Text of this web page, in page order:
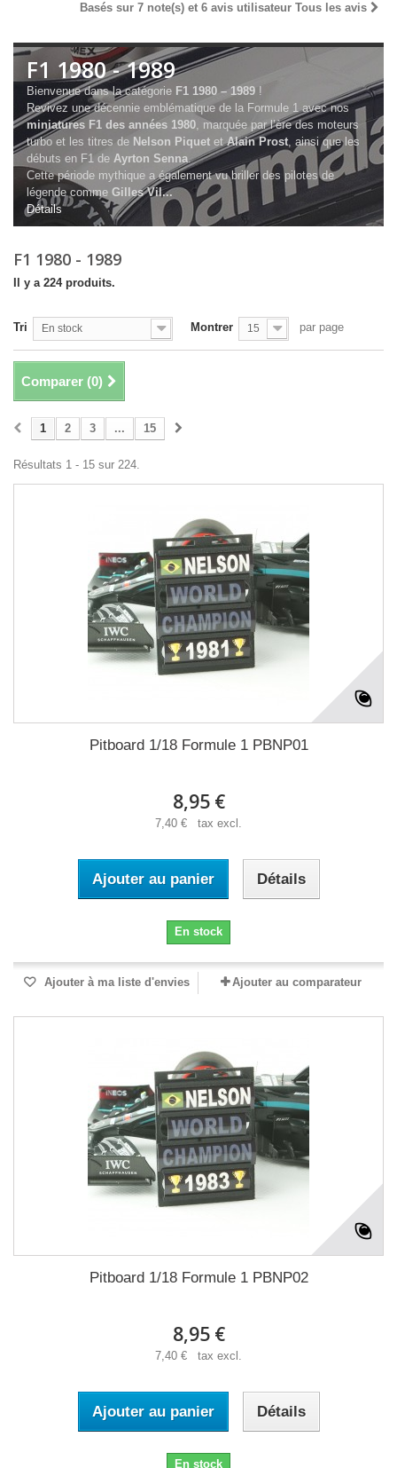
Basés sur 7 note(s) et 6 avis utilisateur Tous les avis
F1 1980 - 1989
Bienvenue dans la catégorie F1 1980 – 1989 !
Revivez une décennie emblématique de la Formule 1 avec nos
miniatures F1 des années 1980, marquée par l’ère des moteurs
turbo et les titres de Nelson Piquet etAlain Prost, ainsi que les
débuts en F1 de Ayrton Senna.
Cette période mythique a également vu briller des pilotes de
légende comme Gilles Vil...
Détails
F1 1980 - 1989
Il y a 224 produits.
Tri En stock Montrer 15 par page
Comparer (0)
1 2 3 ... 15
Résultats 1 - 15 sur 224.
Pitboard 1/18 Formule 1 PBNP01
8,95 €
7,40 € tax excl.
Ajouter au panier Détails
En stock
Ajouter à ma liste d'envies Ajouter au comparateur
Pitboard 1/18 Formule 1 PBNP02
8,95 €
7,40 € tax excl.
Ajouter au panier Détails
En stock